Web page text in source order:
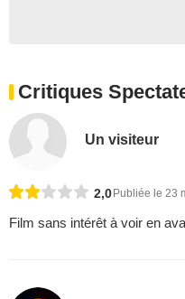
Critiques
Un visiteur
2,0Publiée le 23
Film sans intérêt à voir en